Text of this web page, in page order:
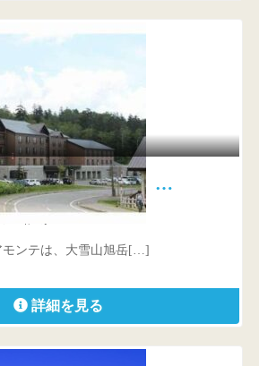
ルベアモンテ …
岳温泉
モンテは、大雪山旭岳[…]
詳細を見る